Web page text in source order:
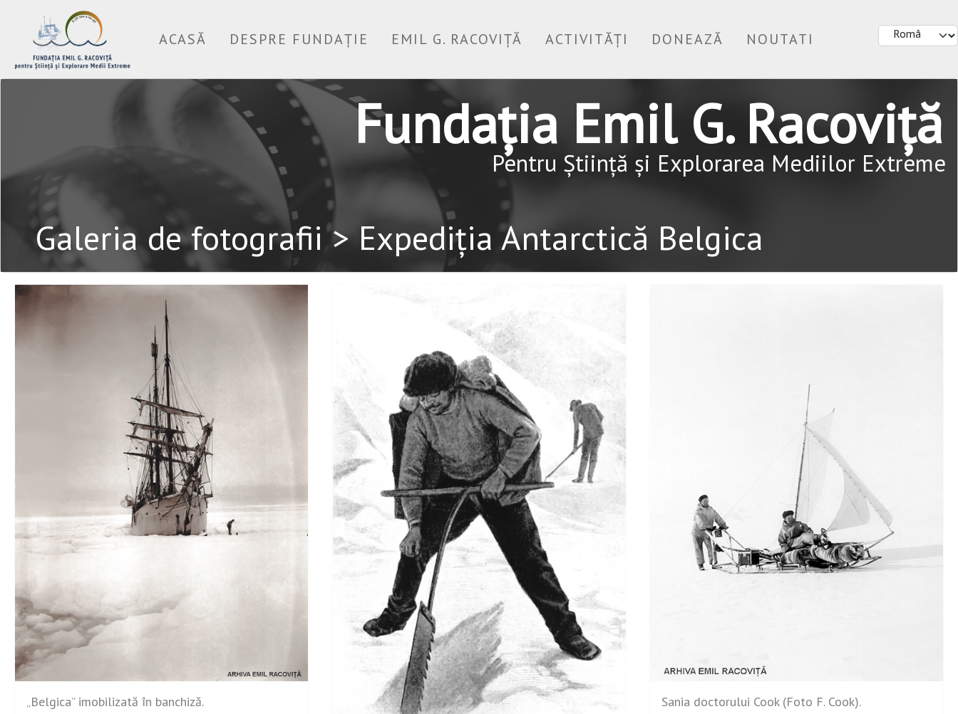
ACASĂ DESPRE FUNDAȚIE EMIL G. RACOVIȚĂ ACTIVITĂȚI DONEAZĂ NOUTATI
Fundația Emil G. Racoviță
Pentru Știință și Explorarea Mediilor Extreme
Galeria de fotografii > Expediția Antarctică Belgica
„Belgica” imobilizată în banchiză. Sania doctorului Cook (Foto F. Cook).